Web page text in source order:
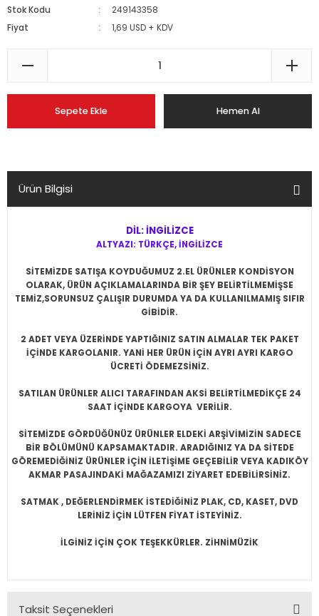
Stok Kodu
249143358
Fiyat
1,69 USD + KDV
Sepete Ekle Hemen Al
Ürün Bilgisi
DİL: İNGİLİZCE
ALTYAZI: TÜRKÇE, İNGİLİZCE
SİTEMİZDE SATIŞA KOYDUĞUMUZ 2.EL ÜRÜNLER KONDİSYON
OLARAK, ÜRÜN AÇIKLAMALARINDA BİR ŞEY BELİRTİLMEMİŞSE
TEMİZ,SORUNSUZ ÇALIŞIR DURUMDA YA DA KULLANILMAMIŞ SIFIR
GİBİDİR.
2 ADET VEYA ÜZERİNDE YAPTIĞINIZ SATIN ALMALAR TEK PAKET
İÇİNDE KARGOLANIR. YANİ HER ÜRÜN İÇİN AYRI AYRI KARGO
ÜCRETİ ÖDEMEZSİNİZ.
SATILAN ÜRÜNLER ALICI TARAFINDAN AKSİ BELİRTİLMEDİKÇE 24
SAAT İÇİNDE KARGOYA VERİLİR.
SİTEMİZDE GÖRDÜĞÜNÜZ ÜRÜNLER ELDEKİ ARŞİVİMİZİN SADECE
BİR BÖLÜMÜNÜ KAPSAMAKTADIR. ARADIĞINIZ YA DA SİTEDE
GÖREMEDİĞİNİZ ÜRÜNLER İÇİN İLETİŞİME GEÇEBİLİR VEYA KADIKÖY
AKMAR PASAJINDAKİ MAĞAZAMIZI ZİYARET EDEBİLİRSİNİZ.
SATMAK , DEĞERLENDİRMEK İSTEDİĞİNİZ PLAK, CD, KASET, DVD
LERİNİZ İÇİN LÜTFEN FİYAT İSTEYİNİZ.
İLGİNİZ İÇİN ÇOK TEŞEKKÜRLER. ZİHNİMÜZİK
Taksit Seçenekleri